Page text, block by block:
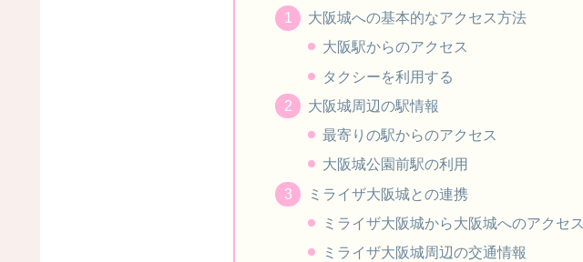
大阪城への基本的なアクセス方法
大阪駅からのアクセス
タクシーを利用する
大阪城周辺の駅情報
最寄りの駅からのアクセス
大阪城公園前駅の利用
ミライザ大阪城との連携
ミライザ大阪城から大阪城へのアクセス
ミライザ大阪城周辺の交通情報